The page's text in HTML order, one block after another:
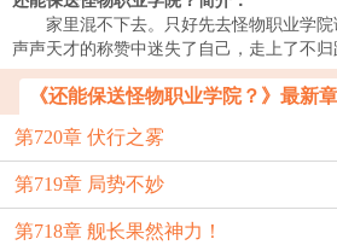
家里混不下去。只好先去怪物职业学
声声天才的称赞中迷失了自己，走上了不
《还能保送怪物职业学院？》最新
第720章 伏行之雾
第719章 局势不妙
第718章 舰长果然神力！